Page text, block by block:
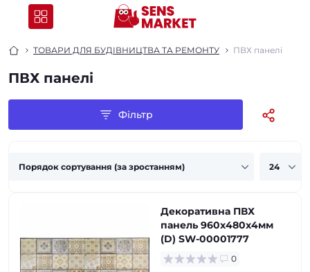
ТОВАРИ ДЛЯ БУДІВНИЦТВА ТА РЕМОНТУ ПВХ панелі
ПВХ панелі
Фільтр
Декоративна ПВХ
панель 960х480х4мм
(D) SW-00001777
0